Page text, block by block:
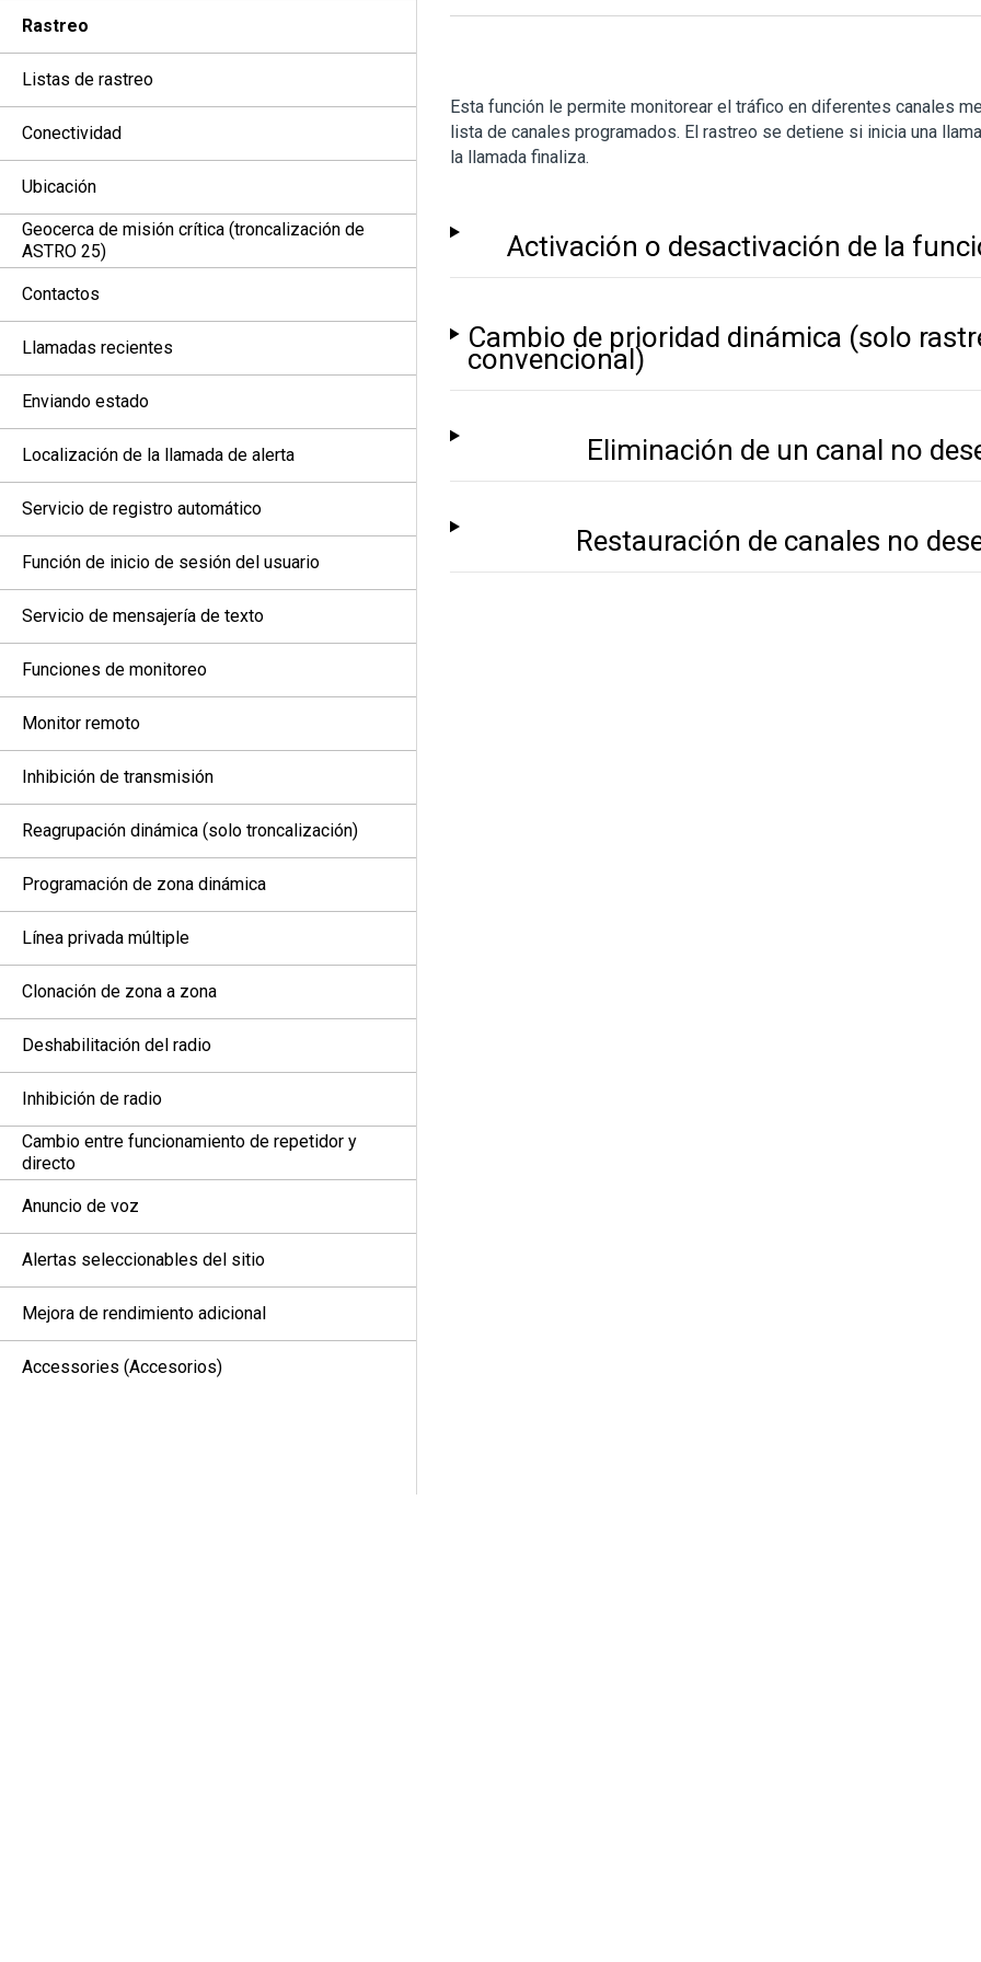
Rastreo
Listas de rastreo
Conectividad
Ubicación
Geocerca de misión crítica (troncalización de
ASTRO 25)
Contactos
Llamadas recientes
Enviando estado
Localización de la llamada de alerta
Servicio de registro automático
Función de inicio de sesión del usuario
Servicio de mensajería de texto
Funciones de monitoreo
Monitor remoto
Inhibición de transmisión
Reagrupación dinámica (solo troncalización)
Programación de zona dinámica
Línea privada múltiple
Clonación de zona a zona
Deshabilitación del radio
Inhibición de radio
Cambio entre funcionamiento de repetidor y
directo
Anuncio de voz
Alertas seleccionables del sitio
Mejora de rendimiento adicional
Accessories (Accesorios)
Esta función le permite monitorear el tráfico en diferentes canales
lista de canales programados. El rastreo se detiene si inicia una
la llamada finaliza.
Activación o desactivación de la
Cambio de prioridad dinámica (solo
convencional)
Eliminación de un canal no
Restauración de canales no